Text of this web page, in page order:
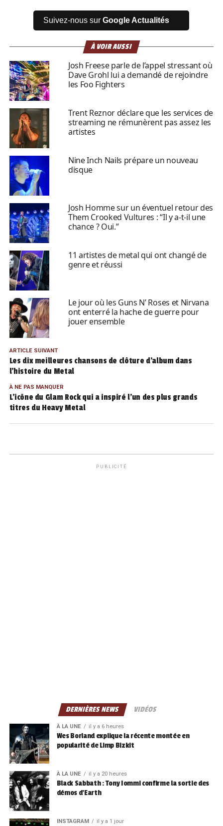
Suivez-nous surGoogle Actualités
À VOIR AUSSI
Josh Freese parle de l’appel stressant où
Dave Grohl lui a demandé de rejoindre
les Foo Fighters
Trent Reznor déclare que les services de
streaming ne rémunèrent pas assez les
artistes
Nine Inch Nails prépare un nouveau
disque
Josh Homme sur un éventuel retour des
Them Crooked Vultures : “Il y a-t-il une
chance ? Oui.”
11 artistes de metal qui ont changé de
genre et réussi
Le jour où les Guns N’ Roses et Nirvana
ont enterré la hache de guerre pour
jouer ensemble
ARTICLE SUIVANT
Les dix meilleures chansons de clôture d’album dans
l’histoire du Metal
À NE PAS MANQUER
L’icône du Glam Rock qui a inspiré l’un des plus grands
titres du Heavy Metal
PUBLICITÉ
DERNIÈRES NEWS VIDÉOS
À LA UNE il y a 6 heures
Wes Borland explique la récente montée en
popularité de Limp Bizkit
À LA UNE il y a 20 heures
Black Sabbath : Tony Iommi confirme la sortie des
démos d’Earth
INSTAGRAM il y a 1 jour